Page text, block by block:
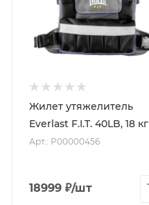
Жилет утяжелитель
Everlast F.I.T. 40LB, 18 кг
Арт.: P00000456
18999 ₽/шт